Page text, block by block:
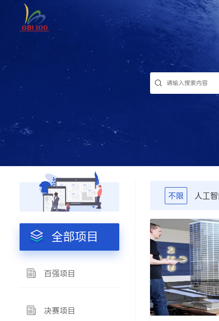
全部项目
百强项目
决赛项目
不限 人工